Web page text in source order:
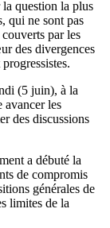
question la plus
qui ne sont pas
par les
des divergences
(5 juin), à la
avancer les
des discussions
a débuté la
de compromis
générales de
limites de la